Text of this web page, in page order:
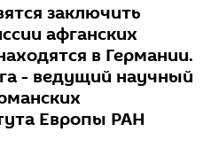
заключить
афганских
в Германии.
- ведущий научный
Европы РАН